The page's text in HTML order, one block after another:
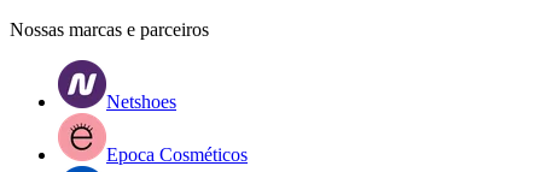
Nossas marcas e parceiros
Netshoes
Epoca Cosméticos